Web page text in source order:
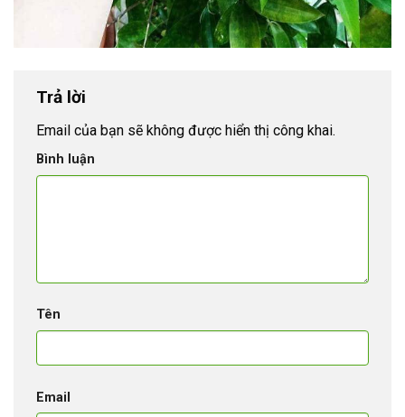
Trả lời
Email của bạn sẽ không được hiển thị công khai.
Bình luận
Tên
Email